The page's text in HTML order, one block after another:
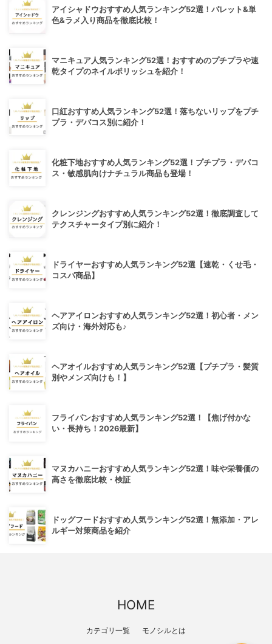
アイシャドウおすすめ人気ランキング52選！パレット&単
色&ラメ入り商品を徹底比較！
マニキュア人気ランキング52選！おすすめのプチプラや速
乾タイプのネイルポリッシュを紹介！
口紅おすすめ人気ランキング52選！落ちないリップをプチ
プラ・デパコス別に紹介！
化粧下地おすすめ人気ランキング52選！プチプラ・デパコ
ス・敏感肌向けナチュラル商品も登場！
クレンジングおすすめ人気ランキング52選！徹底調査して
テクスチャータイプ別に紹介！
ドライヤーおすすめ人気ランキング52選【速乾・くせ毛・
コスパ商品】
ヘアアイロンおすすめ人気ランキング52選！初心者・メン
ズ向け・海外対応も♪
ヘアオイルおすすめ人気ランキング52選【プチプラ・髪質
別やメンズ向けも！】
フライパンおすすめ人気ランキング52選！【焦げ付かな
い・長持ち！2026最新】
マヌカハニーおすすめ人気ランキング52選！味や栄養価の
高さを徹底比較・検証
ドッグフードおすすめ人気ランキング52選！無添加・アレ
ルギー対策商品を紹介
HOME
カテゴリ一覧 モノシルとは